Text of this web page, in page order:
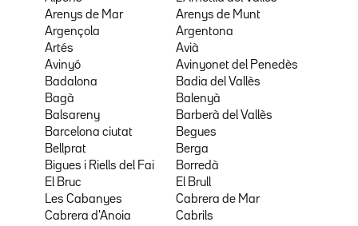
Arenys de Mar
Arenys de Munt
Argençola
Argentona
Artés
Avià
Avinyó
Avinyonet del Penedès
Badalona
Badia del Vallès
Bagà
Balenyà
Balsareny
Barberà del Vallès
Barcelona ciutat
Begues
Bellprat
Berga
Bigues i Riells del Fai
Borredà
El Bruc
El Brull
Les Cabanyes
Cabrera de Mar
Cabrera d'Anoia
Cabrils